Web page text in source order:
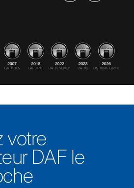
votre
DAF le